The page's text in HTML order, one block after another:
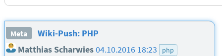
Meta
Wiki-Push: PHP
Matthias Scharwies 04.10.2016 18:23
php